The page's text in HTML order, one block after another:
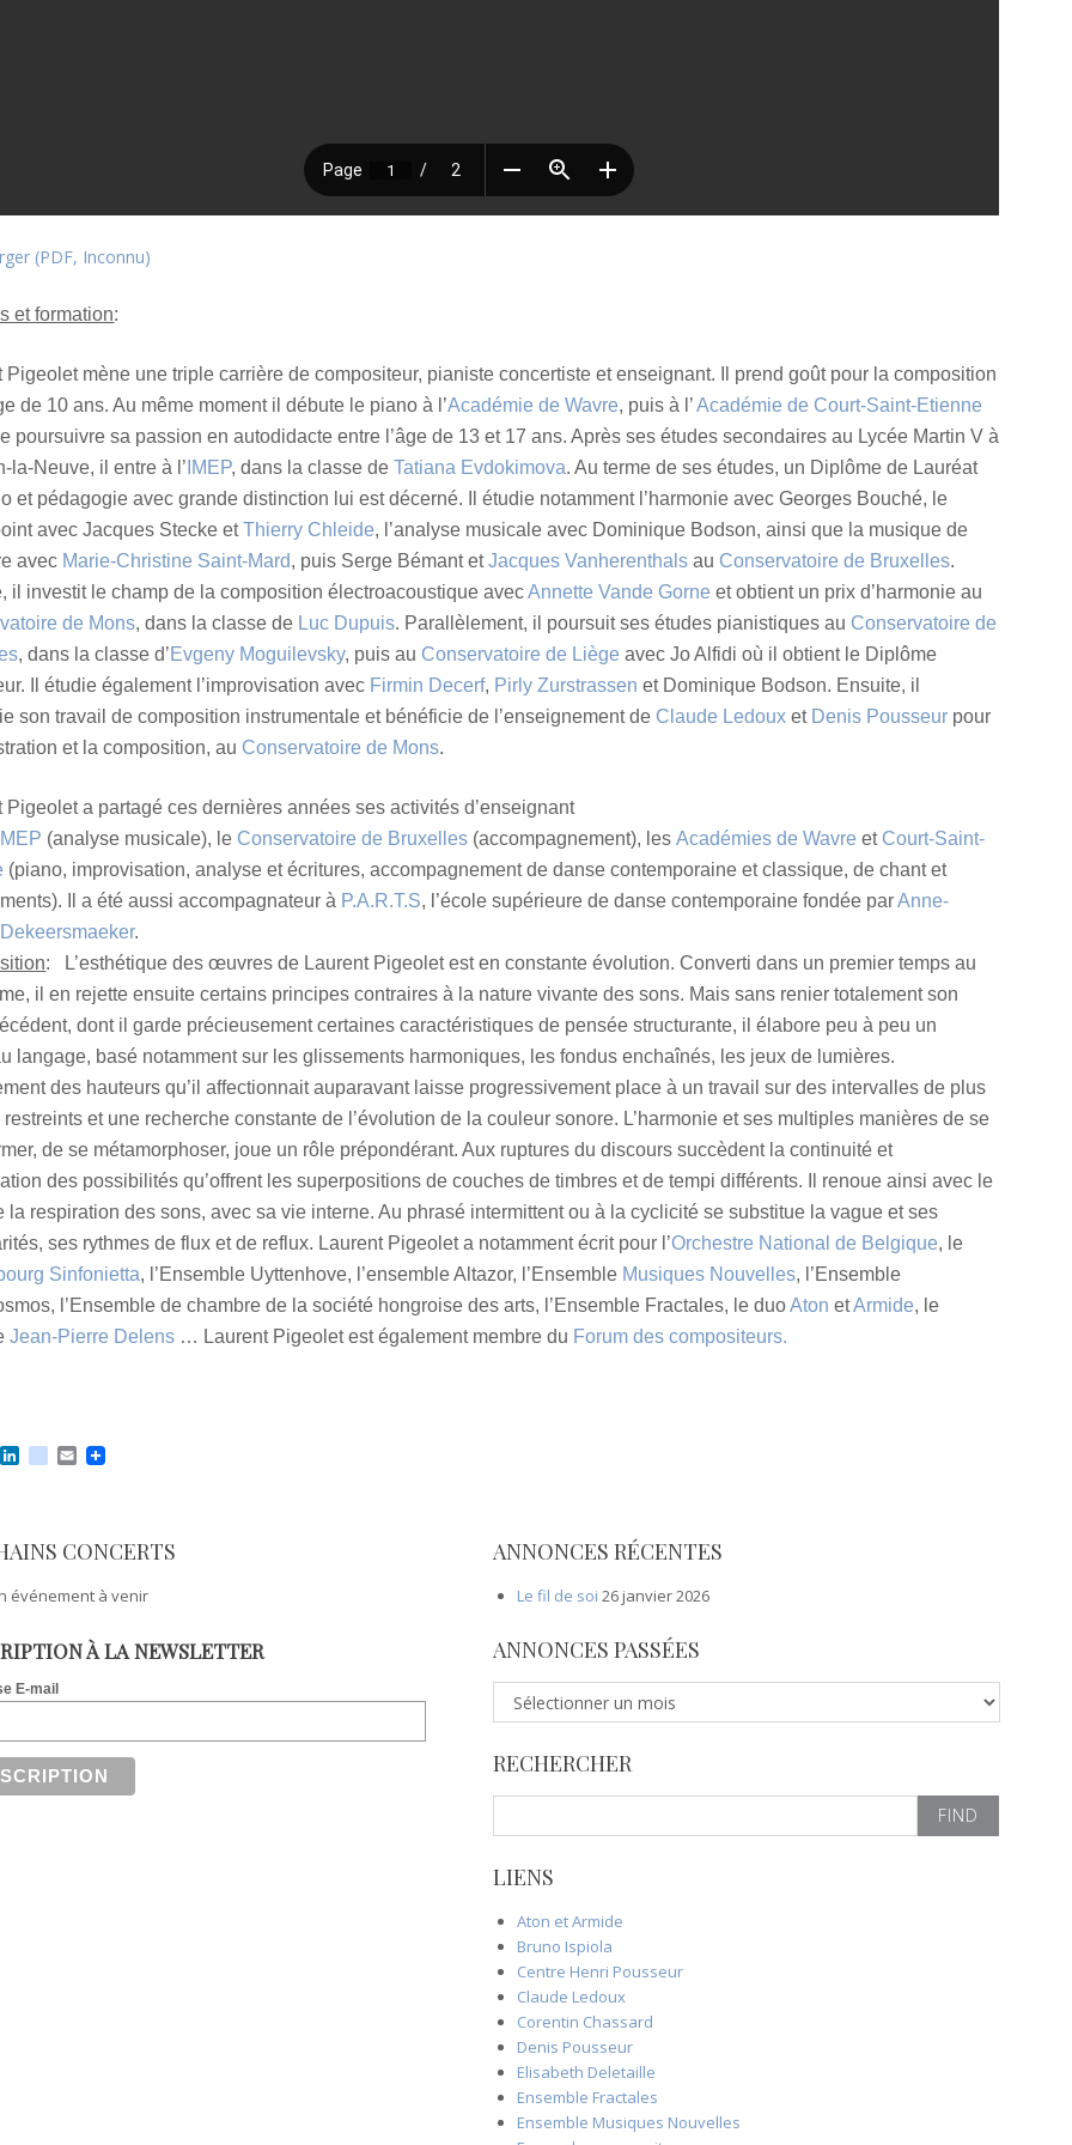
(PDF, Inconnu)
et formation:
Pigeolet mène une triple carrière de compositeur, pianiste concertiste et enseignant. Il prend goût pour la composition
de 10 ans. Au même moment il débute le piano à l’Académie de Wavre, puis à l’Académie de Court-Saint-Etienne
poursuivre sa passion en autodidacte entre l’âge de 13 et 17 ans. Après ses études secondaires au Lycée Martin V à
la-Neuve, il entre à l’ IMEP, dans la classe deTatiana Evdokimova. Au terme de ses études, un Diplôme de Lauréat
et pédagogie avec grande distinction lui est décerné. Il étudie notamment l’harmonie avec Georges Bouché, le
avec Jacques Stecke etThierry Chleide, l’analyse musicale avec Dominique Bodson, ainsi que la musique de
avec Marie-Christine Saint-Mard, puis Serge Bémant etJacques Vanherenthals au Conservatoire de Bruxelles.
il investit le champ de la composition électroacoustique avecAnnette Vande Gorne et obtient un prix d’harmonie au
de Mons, dans la classe de Luc Dupuis. Parallèlement, il poursuit ses études pianistiques au Conservatoire de
, dans la classe d’Evgeny Moguilevsky, puis au Conservatoire de Liège avec Jo Alfidi où il obtient le Diplôme
Il étudie également l’improvisation avec Firmin Decerf, Pirly Zurstrassen et Dominique Bodson. Ensuite, il
son travail de composition instrumentale et bénéficie de l’enseignement de Claude Ledoux et Denis Pousseur pour
et la composition, au Conservatoire de Mons.
Pigeolet a partagé ces dernières années ses activités d’enseignant
IMEP (analyse musicale), le Conservatoire de Bruxelles (accompagnement), lesAcadémies de Wavre et Court-Saint-
(piano, improvisation, analyse et écritures, accompagnement de danse contemporaine et classique, de chant et
Il a été aussi accompagnateur à P.A.R.T.S, l’école supérieure de danse contemporaine fondée parAnne-
.
: L’esthétique des œuvres de Laurent Pigeolet est en constante évolution. Converti dans un premier temps au
il en rejette ensuite certains principes contraires à la nature vivante des sons. Mais sans renier totalement son
dont il garde précieusement certaines caractéristiques de pensée structurante, il élabore peu à peu un
langage, basé notamment sur les glissements harmoniques, les fondus enchaînés, les jeux de lumières.
des hauteurs qu’il affectionnait auparavant laisse progressivement place à un travail sur des intervalles de plus
et une recherche constante de l’évolution de la couleur sonore. L’harmonie et ses multiples manières de se
de se métamorphoser, joue un rôle prépondérant. Aux ruptures du discours succèdent la continuité et
des possibilités qu’offrent les superpositions de couches de timbres et de tempi différents. Il renoue ainsi avec le
la respiration des sons, avec sa vie interne. Au phrasé intermittent ou à la cyclicité se substitue la vague et ses
ses rythmes de flux et de reflux. Laurent Pigeolet a notamment écrit pour l’Orchestre National de Belgique, le
Sinfonietta, l’Ensemble Uyttenhove, l’ensemble Altazor, l’Ensemble Musiques Nouvelles, l’Ensemble
l’Ensemble de chambre de la société hongroise des arts, l’Ensemble Fractales, le duoAton etArmide, le
Jean-Pierre Delens … Laurent Pigeolet est également membre du Forum des compositeurs.
T L
d
n
v
o
E
CONCERTS
événement à venir
À LA NEWSLETTER
E-mail
ANNONCES RÉCENTES
Le fil de soi 26 janvier 2026
ANNONCES PASSÉES
n
o
n
s
a
s
s
é
e
s
RECHERCHER
e
r
LIENS
Aton et Armide
Bruno Ispiola
Centre Henri Pousseur
Claude Ledoux
Corentin Chassard
Denis Pousseur
Elisabeth Deletaille
Ensemble Fractales
Ensemble Musiques Nouvelles